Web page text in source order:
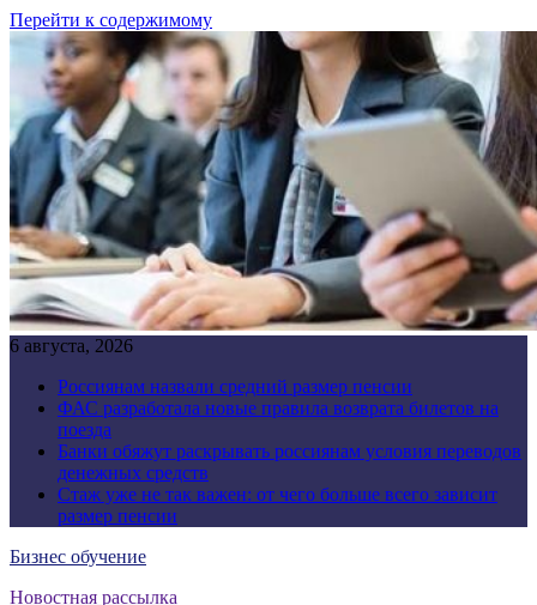
Перейти к содержимому
6 августа, 2026
Россиянам назвали средний размер пенсии
ФАС разработала новые правила возврата билетов на
поезда
Банки обяжут раскрывать россиянам условия переводов
денежных средств
Стаж уже не так важен: от чего больше всего зависит
размер пенсии
Бизнес обучение
Новостная рассылка